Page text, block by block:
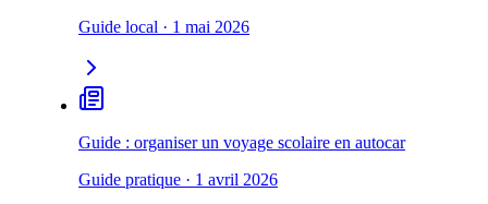
Guide local · 1 mai 2026
Guide : organiser un voyage scolaire en autocar
Guide pratique · 1 avril 2026